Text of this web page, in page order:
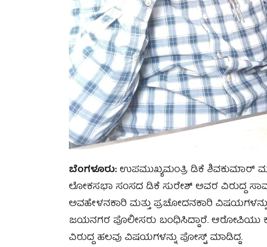
ಬೆಂಗಳೂರು:ಉಪಮುಖ್ಯಮಂತ್ರಿ ಡಿಕೆ ಶಿವಕುಮಾರ್
ಲೋಕಸಭಾ ಸಂಸದ ಡಿಕೆ ಸುರೇಶ್ ಅವರ ವಿರುದ್ಧ
ಅವಹೇಳನಕಾರಿ ಮತ್ತು ಪ್ರಚೋದನಕಾರಿ
ಜಯನಗರ ಪೊಲೀಸರು ಬಂಧಿಸಿದ್ದಾರೆ. ಆರೋಪಿಯು
ವಿರುದ್ಧ ಹಲವು ವಿಷಯಗಳನ್ನು ಪೋಸ್ಟ್ ಮಾಡಿದ್ದ.